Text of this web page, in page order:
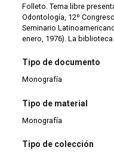
Folleto. Tema libre
Odontología, 12º
Seminario
enero, 1976). La
Tipo de documento
Monografía
Tipo de material
Monografía
Tipo de colección